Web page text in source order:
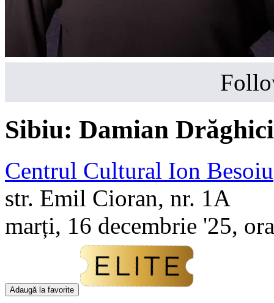
Sibiu: Damian Drăghici
Centrul Cultural Ion Besoiu
str. Emil Cioran, nr. 1A
marți, 16 decembrie '25,
Adaugă la favorite